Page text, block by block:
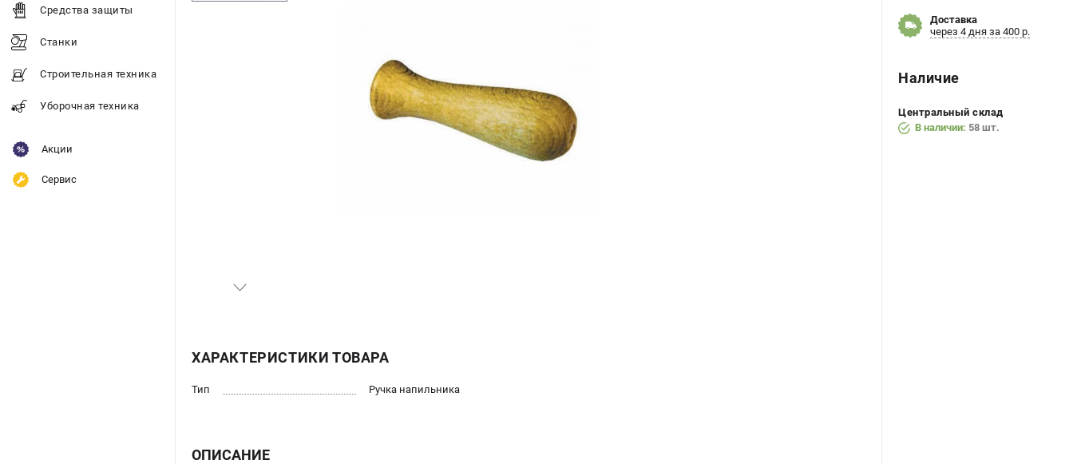
Средства защиты
Станки
Строительная техника
Уборочная техника
Акции
Сервис
Доставка
через 4 дня за 400 р.
Наличие
Центральный склад
В наличии: 58 шт.
ХАРАКТЕРИСТИКИ ТОВАРА
Тип Ручка напильника
ОПИСАНИЕ